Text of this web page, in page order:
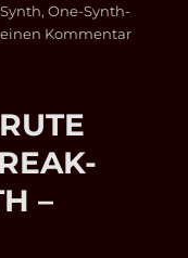
,One-Synth-
Kommentarzu
–